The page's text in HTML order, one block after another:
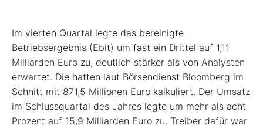
Kontakt
Im vierten Quartal legte das bereinigte
Betriebsergebnis (Ebit) um fast ein Drittel auf 1,11
Milliarden Euro zu, deutlich stärker als von Analysten
erwartet. Die hatten laut Börsendienst Bloomberg im
Schnitt mit 871,5 Millionen Euro kalkuliert. Der Umsatz
im Schlussquartal des Jahres legte um mehr als acht
Prozent auf 15,9 Milliarden Euro zu. Treiber dafür war